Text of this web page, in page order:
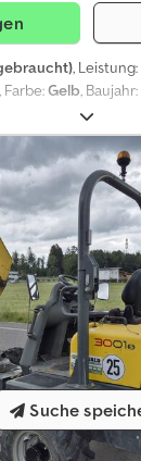
, Leistung:
, Farbe:Gelb, Baujahr:
Modelljahr: 2018
kg CE-
Rsx Alcerf
Suche